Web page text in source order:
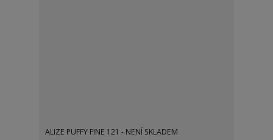
ALIZE PUFFY FINE 121 - NENÍ SKLADEM